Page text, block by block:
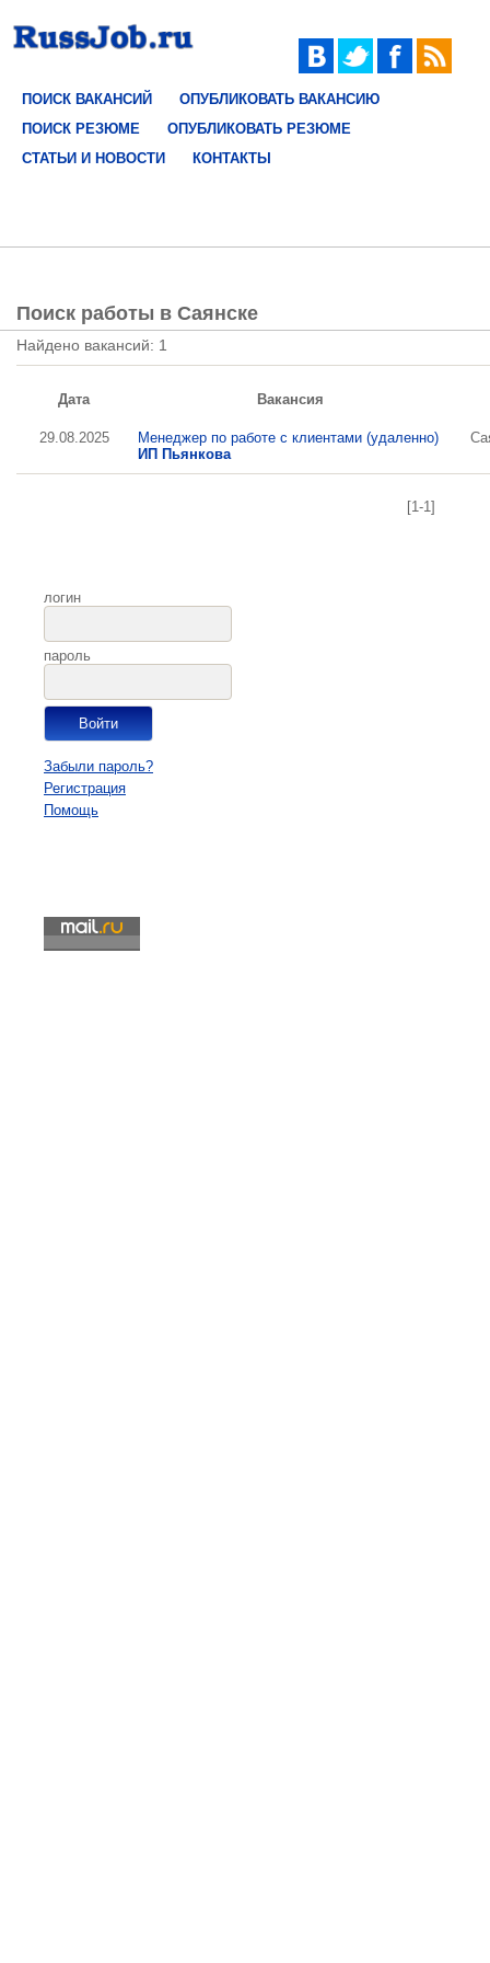
ПОИСК ВАКАНСИЙ
ОПУБЛИКОВАТЬ ВАКАНСИЮ
ПОИСК РЕЗЮМЕ
ОПУБЛИКОВАТЬ РЕЗЮМЕ
СТАТЬИ И НОВОСТИ
КОНТАКТЫ
Поиск работы в Саянске
Найдено вакансий: 1
Дата Вакансия
29.08.2025
Менеджер по работе с клиентами (удаленно)
ИП Пьянкова
[1-1]
логин
пароль
Забыли пароль?
Регистрация
Помощь